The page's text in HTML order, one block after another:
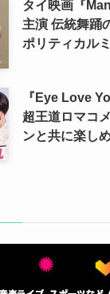
タイ映画『
主演 伝統舞踊
ポリティカル
『Eye Love
超王道ロマコ
ンと共に楽し